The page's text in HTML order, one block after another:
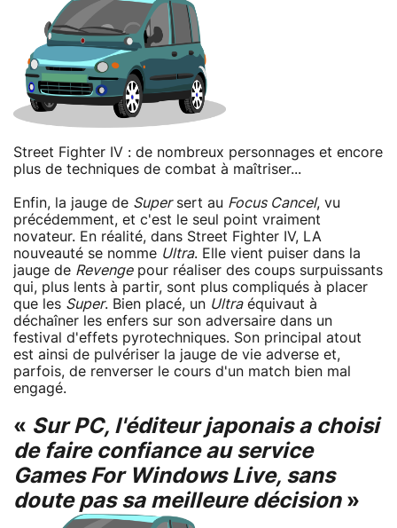
Street Fighter IV : de nombreux personnages et encore
plus de techniques de combat à maîtriser...
Enfin, la jauge de Supersert au Focus Cancel, vu
précédemment, et c'est le seul point vraiment
novateur. En réalité, dans Street Fighter IV, LA
nouveauté se nomme Ultra. Elle vient puiser dans la
jauge de Revengepour réaliser des coups surpuissants
qui, plus lents à partir, sont plus compliqués à placer
que les Super. Bien placé, un Ultraéquivaut à
déchaîner les enfers sur son adversaire dans un
festival d'effets pyrotechniques. Son principal atout
est ainsi de pulvériser la jauge de vie adverse et,
parfois, de renverser le cours d'un match bien mal
engagé.
« Sur PC, l'éditeur japonais a choisi
de faire confiance au service
Games For Windows Live, sans
doute pas sa meilleure décision»